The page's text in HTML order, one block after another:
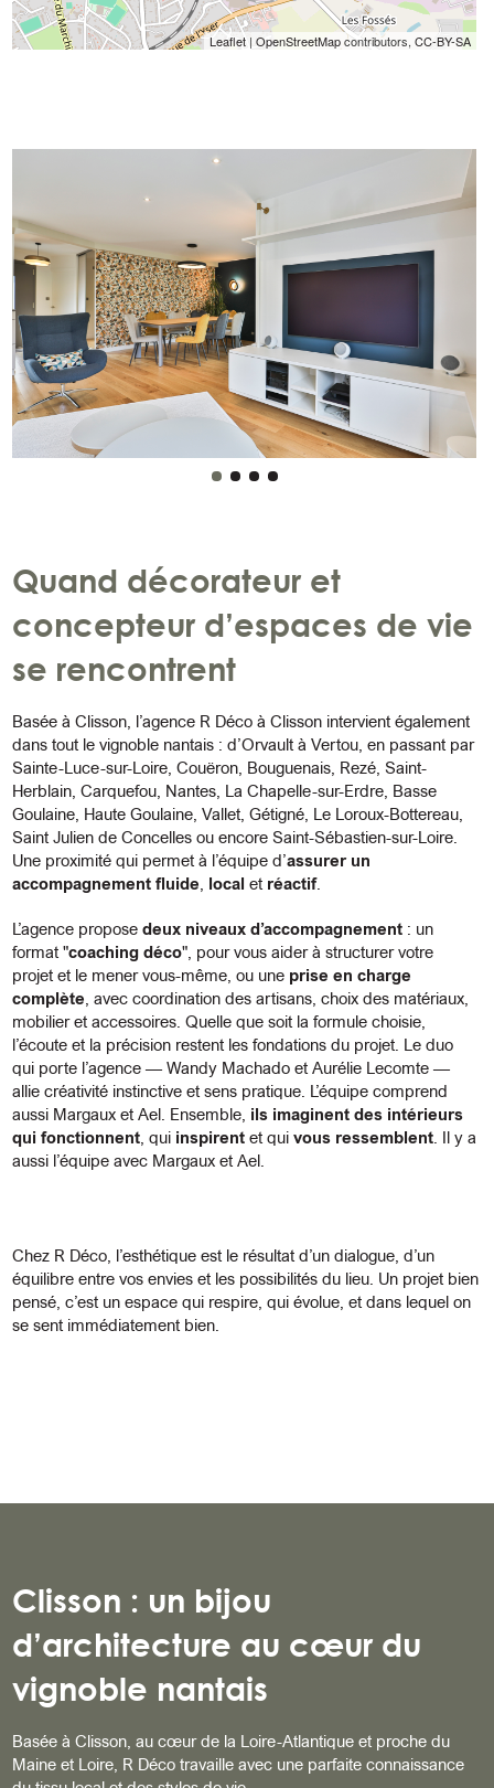
Leaflet| OpenStreetMapcontributors, CC-BY-SA
Quand décorateur et
concepteur d’espaces de vie
se rencontrent
Basée à Clisson, l’agence R Déco à Clisson intervient également
dans tout le vignoble nantais : d’Orvault à Vertou, en passant par
Sainte-Luce-sur-Loire, Couëron, Bouguenais, Rezé, Saint-
Herblain, Carquefou, Nantes, La Chapelle-sur-Erdre, Basse
Goulaine, Haute Goulaine, Vallet, Gétigné, Le Loroux-Bottereau,
Saint Julien de Concelles ou encore Saint-Sébastien-sur-Loire.
Une proximité qui permet à l’équipe d’assurer un
accompagnement fluide, localet réactif.
L’agence proposedeux niveaux d’accompagnement : un
format "coaching déco", pour vous aider à structurer votre
projet et le mener vous-même, ou une prise en charge
complète, avec coordination des artisans, choix des matériaux,
mobilier et accessoires. Quelle que soit la formule choisie,
l’écoute et la précision restent les fondations du projet. Le duo
qui porte l’agence — Wandy Machado et Aurélie Lecomte —
allie créativité instinctive et sens pratique. L’équipe comprend
aussi Margaux et Ael. Ensemble, ils imaginent des intérieurs
qui fonctionnent, qui inspirentet quivous ressemblent. Il y a
aussi l’équipe avec Margaux et Ael.
Chez R Déco, l’esthétique est le résultat d’un dialogue, d’un
équilibre entre vos envies et les possibilités du lieu. Un projet bien
pensé, c’est un espace qui respire, qui évolue, et dans lequel on
se sent immédiatement bien.
Clisson : un bijou
d’architecture au cœur du
vignoble nantais
Basée à Clisson, au cœur de la Loire-Atlantique et proche du
Maine et Loire, R Déco travaille avec une parfaite connaissance